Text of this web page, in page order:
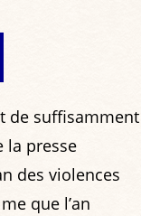
de suffisamment
la presse
des violences
que l’an